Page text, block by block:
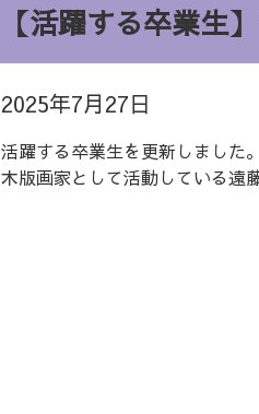
【活躍する卒業生
2025年7月27日
活躍する卒業生を更新しました。
木版画家として活動している遠